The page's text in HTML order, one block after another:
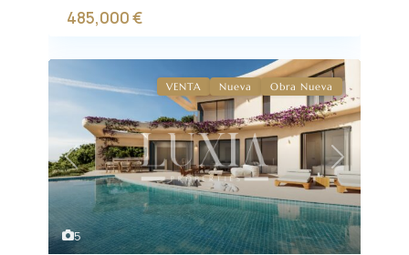
485,000 €
5
Previous Next
VENTA Nueva Obra Nueva